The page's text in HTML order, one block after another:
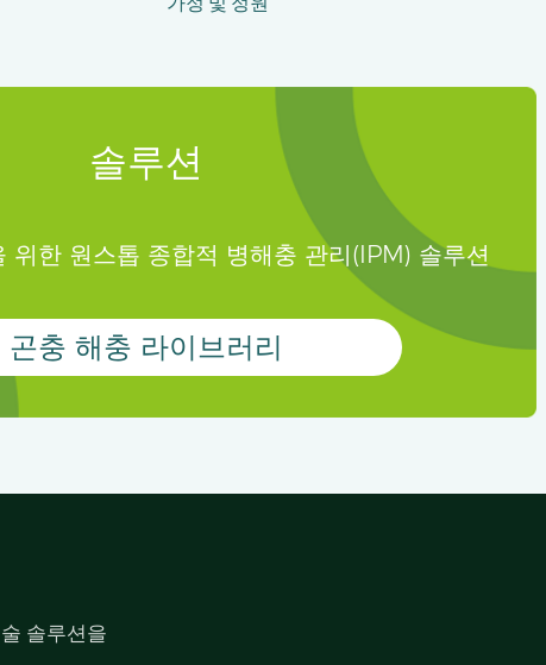
가정 및 정원
솔루션
위한 원스톱 종합적 병해충 관리(IPM) 솔루션
곤충 해충 라이브러리
솔루션을